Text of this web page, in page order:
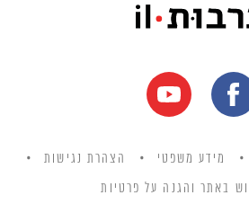
מידע משפטי הצהרת נגישות
באתר והגנה על פרטיות